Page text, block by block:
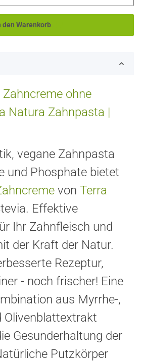
den Warenkorb
Zahncreme ohne
Natura Zahnpasta |
vegane Zahnpasta
und Phosphate bietet
von Terra
Effektive
Ihr Zahnfleisch und
der Kraft der Natur.
Rezeptur,
- noch frischer! Eine
aus Myrrhe-,
Olivenblattextrakt
Gesunderhaltung der
Putzkörper